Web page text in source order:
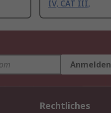
IV, CAT III,
Anmelden
Rechtliches